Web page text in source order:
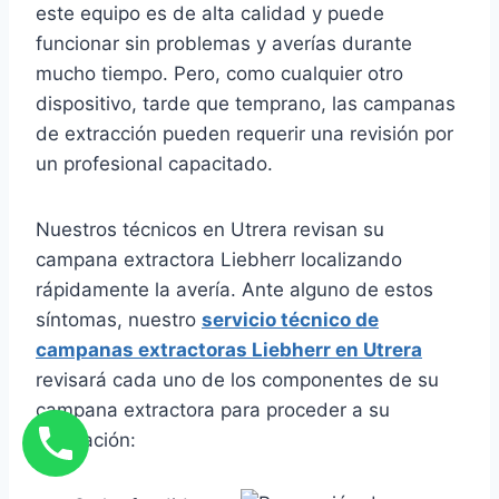
este equipo es de alta calidad y puede
funcionar sin problemas y averías durante
mucho tiempo. Pero, como cualquier otro
dispositivo, tarde que temprano, las campanas
de extracción pueden requerir una revisión por
un profesional capacitado.
Nuestros técnicos en Utrera revisan su
campana extractora Liebherr localizando
rápidamente la avería. Ante alguno de estos
síntomas, nuestro servicio técnico de
campanas extractoras Liebherr en Utrera
revisará cada uno de los componentes de su
campana extractora para proceder a su
reparación: